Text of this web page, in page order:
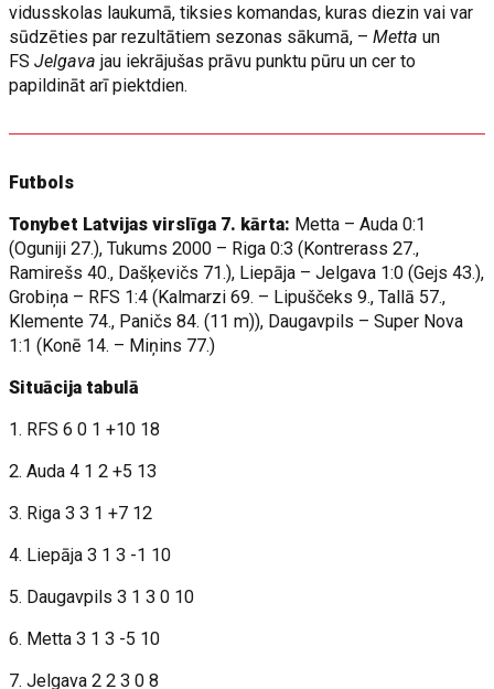
vidusskolas laukumā, tiksies komandas, kuras diezin vai var
sūdzēties par rezultātiem sezonas sākumā, –Mettaun
FSJelgavajau iekrājušas prāvu punktu pūru un cer to
papildināt arī piektdien.
Futbols
Tonybet Latvijas virslīga 7. kārta: Metta – Auda 0:1
(Oguniji 27.), Tukums 2000 – Riga 0:3 (Kontrerass 27.,
Ramirešs 40., Dašķevičs 71.), Liepāja – Jelgava 1:0 (Gejs 43.),
Grobiņa – RFS 1:4 (Kalmarzi 69. – Lipuščeks 9., Tallā 57.,
Klemente 74., Paničs 84. (11 m)), Daugavpils – Super Nova
1:1 (Konē 14. – Miņins 77.)
Situācija tabulā
1. RFS 6 0 1 +10 18
2. Auda 4 1 2 +5 13
3. Riga 3 3 1 +7 12
4. Liepāja 3 1 3 -1 10
5. Daugavpils 3 1 3 0 10
6. Metta 3 1 3 -5 10
7. Jelgava 2 2 3 0 8